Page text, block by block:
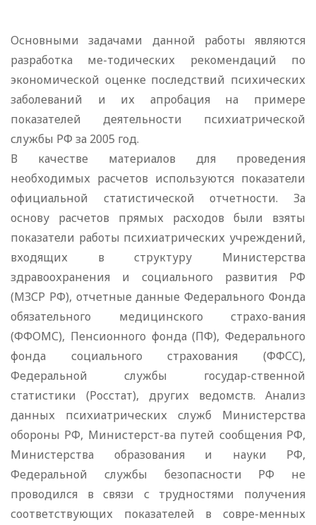
Основными задачами данной работы являются
разработка ме-тодических рекомендаций по
экономической оценке последствий психических
заболеваний и их апробация на примере
показателей деятельности психиатрической
службы РФ за 2005 год.
В качестве материалов для проведения
необходимых расчетов используются показатели
официальной статистической отчетности. За
основу расчетов прямых расходов были взяты
показатели работы психиатрических учреждений,
входящих в структуру Министерства
здравоохранения и социального развития РФ
(МЗСР РФ), отчетные данные Федерального Фонда
обязательного медицинского страхо-вания
(ФФОМС), Пенсионного фонда (ПФ), Федерального
фонда социального страхования (ФФСС),
Федеральной службы государ-ственной
статистики (Росстат), других ведомств. Анализ
данных психиатрических служб Министерства
обороны РФ, Министерст-ва путей сообщения РФ,
Министерства образования и науки РФ,
Федеральной службы безопасности РФ не
проводился в связи с трудностями получения
соответствующих показателей в совре-менных